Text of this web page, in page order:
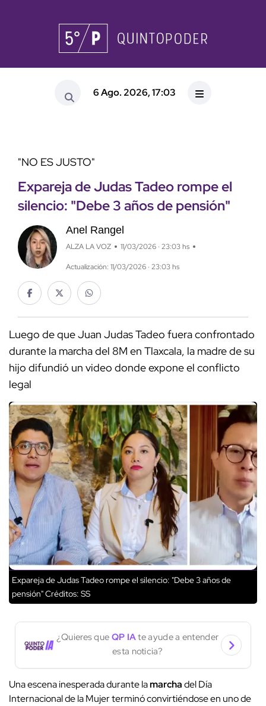
6 Ago. 2026, 17:03
"NO ES JUSTO"
Expareja de Judas Tadeo rompe el
silencio: "Debe 3 años de pensión"
Anel Rangel
ALZA LA VOZ 11/03/2026 · 23:03 hs
Actualización: 11/03/2026 · 23:03 hs
Luego de que Juan Judas Tadeo fuera confrontado
durante la marcha del 8M en Tlaxcala, la madre de su
hijo difundió un video donde expone el conflicto
legal
Expareja de Judas Tadeo rompe el silencio: "Debe 3 años de
pensión"Créditos: SS
¿Quieres que QP IAte ayude a entender
esta noticia?
Una escena inesperada durante lamarchadel Día
Internacional de la Mujer terminó convirtiéndose en uno de